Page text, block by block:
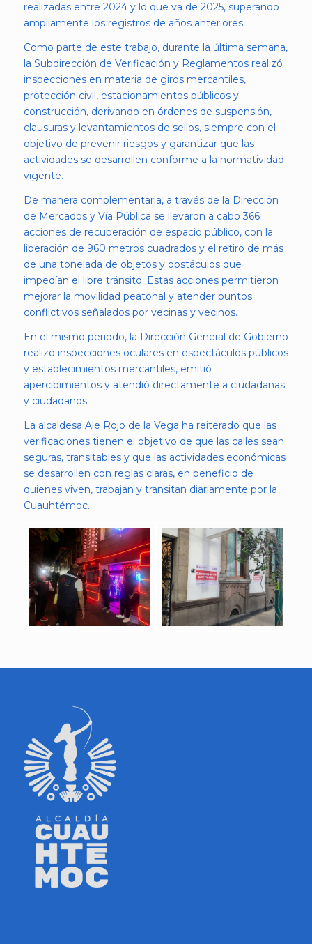
realizadas entre 2024 y lo que va de 2025, superando
ampliamente los registros de años anteriores.
Como parte de este trabajo, durante la última semana,
la Subdirección de Verificación y Reglamentos realizó
inspecciones en materia de giros mercantiles,
protección civil, estacionamientos públicos y
construcción, derivando en órdenes de suspensión,
clausuras y levantamientos de sellos, siempre con el
objetivo de prevenir riesgos y garantizar que las
actividades se desarrollen conforme a la normatividad
vigente.
De manera complementaria, a través de la Dirección
de Mercados y Vía Pública se llevaron a cabo 366
acciones de recuperación de espacio público, con la
liberación de 960 metros cuadrados y el retiro de más
de una tonelada de objetos y obstáculos que
impedían el libre tránsito. Estas acciones permitieron
mejorar la movilidad peatonal y atender puntos
conflictivos señalados por vecinas y vecinos.
En el mismo periodo, la Dirección General de Gobierno
realizó inspecciones oculares en espectáculos públicos
y establecimientos mercantiles, emitió
apercibimientos y atendió directamente a ciudadanas
y ciudadanos.
La alcaldesa Ale Rojo de la Vega ha reiterado que las
verificaciones tienen el objetivo de que las calles sean
seguras, transitables y que las actividades económicas
se desarrollen con reglas claras, en beneficio de
quienes viven, trabajan y transitan diariamente por la
Cuauhtémoc.